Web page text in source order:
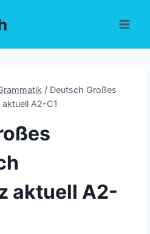
/ Deutsch Großes
A2-C1
aktuell A2-